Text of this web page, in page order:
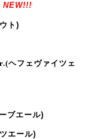
NEW!!!
ト)
ヘフェヴァイツェ
ブエール)
エール)